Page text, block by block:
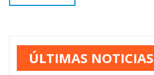
ÚLTIMAS NOTICIAS